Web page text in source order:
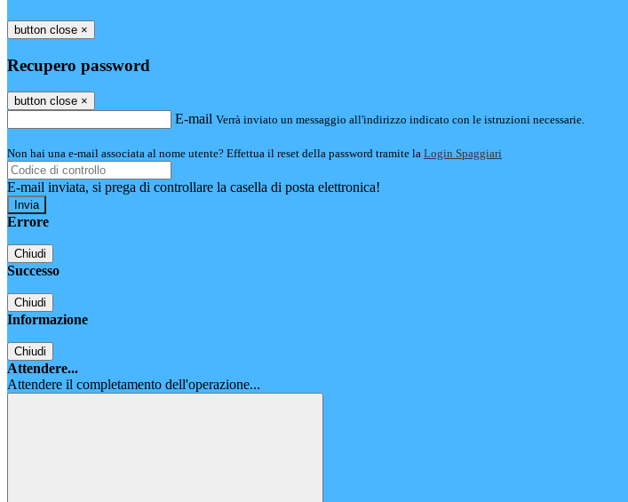
button close ×
Recupero password
button close ×
E-mail Verrà inviato un messaggio all'indirizzo indicato con le istruzioni necessarie.
Non hai una e-mail associata al nome utente? Effettua il reset della password tramite la Login Spaggiari
E-mail inviata, si prega di controllare la casella di posta elettronica!
Errore
Chiudi
Successo
Chiudi
Informazione
Chiudi
Attendere...
Attendere il completamento dell'operazione...